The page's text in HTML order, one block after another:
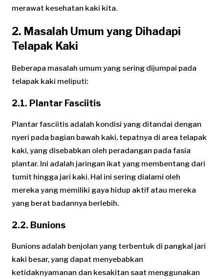
merawat kesehatan kaki kita.
2. Masalah Umum yang Dihadapi
Telapak Kaki
Beberapa masalah umum yang sering dijumpai pada
telapak kaki meliputi:
2.1. Plantar Fasciitis
Plantar fasciitis adalah kondisi yang ditandai dengan
nyeri pada bagian bawah kaki, tepatnya di area telapak
kaki, yang disebabkan oleh peradangan pada fasia
plantar. Ini adalah jaringan ikat yang membentang dari
tumit hingga jari kaki. Hal ini sering dialami oleh
mereka yang memiliki gaya hidup aktif atau mereka
yang berat badannya berlebih.
2.2. Bunions
Bunions adalah benjolan yang terbentuk di pangkal jari
kaki besar, yang dapat menyebabkan
ketidaknyamanan dan kesakitan saat menggunakan